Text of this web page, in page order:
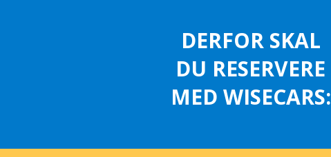
DERFOR SKAL
DU RESERVERE
MED WISECARS: